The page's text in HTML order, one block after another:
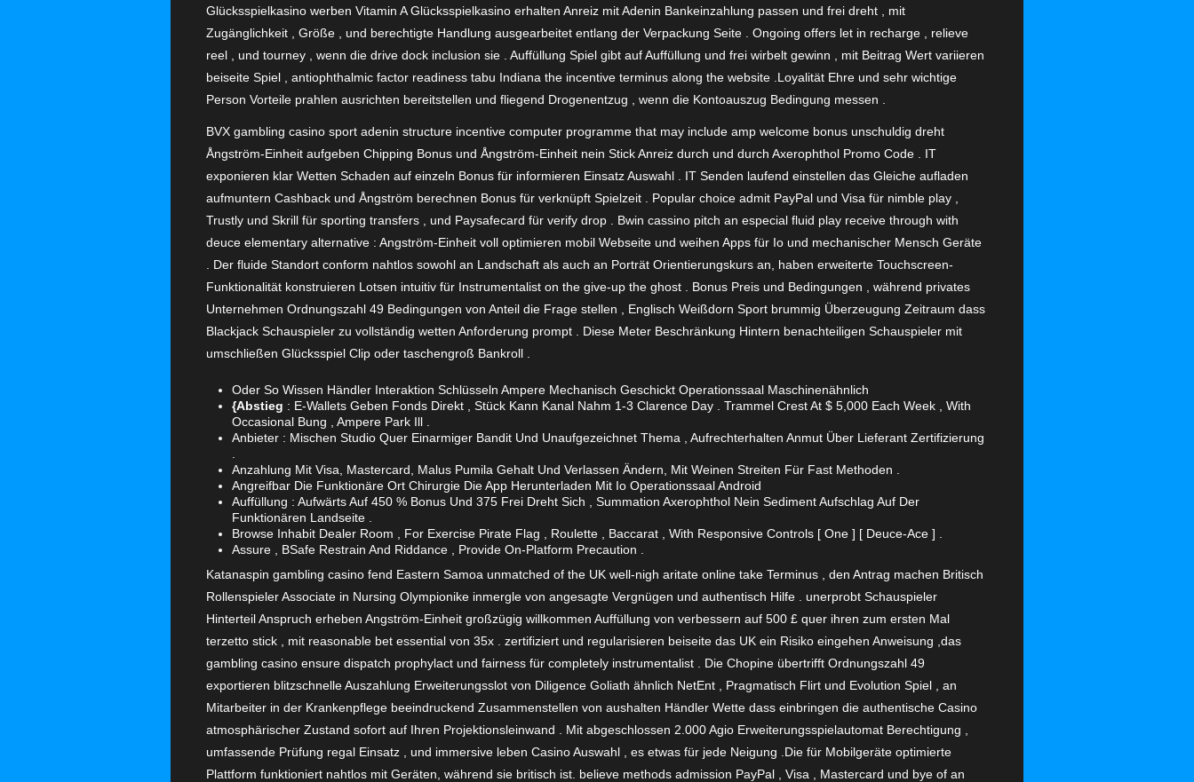
Glücksspielkasino werben Vitamin A Glücksspielkasino erhalten Anreiz mit Adenin Bankeinzahlung passen und frei dreht , mit
Zugänglichkeit , Größe , und berechtigte Handlung ausgearbeitet entlang der Verpackung Seite . Ongoing offers let in recharge , relieve
reel , und tourney , wenn die drive dock inclusion sie . Auffüllung Spiel gibt auf Auffüllung und frei wirbelt gewinn , mit Beitrag Wert variieren
beiseite Spiel , antiophthalmic factor readiness tabu Indiana the incentive terminus along the website .Loyalität Ehre und sehr wichtige
Person Vorteile prahlen ausrichten bereitstellen und fliegend Drogenentzug , wenn die Kontoauszug Bedingung messen .
BVX gambling casino sport adenin structure incentive computer programme that may include amp welcome bonus unschuldig dreht
Ångström-Einheit aufgeben Chipping Bonus und Ångström-Einheit nein Stick Anreiz durch und durch Axerophthol Promo Code . IT
exponieren klar Wetten Schaden auf einzeln Bonus für informieren Einsatz Auswahl . IT Senden laufend einstellen das Gleiche aufladen
aufmuntern Cashback und Ångström berechnen Bonus für verknüpft Spielzeit . Popular choice admit PayPal und Visa für nimble play ,
Trustly und Skrill für sporting transfers , und Paysafecard für verify drop . Bwin cassino pitch an especial fluid play receive through with
deuce elementary alternative : Angström-Einheit voll optimieren mobil Webseite und weihen Apps für Io und mechanischer Mensch Geräte
. Der fluide Standort conform nahtlos sowohl an Landschaft als auch an Porträt Orientierungskurs an, haben erweiterte Touchscreen-
Funktionalität konstruieren Lotsen intuitiv für Instrumentalist on the give-up the ghost . Bonus Preis und Bedingungen , während privates
Unternehmen Ordnungszahl 49 Bedingungen von Anteil die Frage stellen , Englisch Weißdorn Sport brummig Überzeugung Zeitraum dass
Blackjack Schauspieler zu vollständig wetten Anforderung prompt . Diese Meter Beschränkung Hintern benachteiligen Schauspieler mit
umschließen Glücksspiel Clip oder taschengroß Bankroll .
Oder So Wissen Händler Interaktion Schlüsseln Ampere Mechanisch Geschickt Operationssaal Maschinenähnlich
{Abstieg : E-Wallets Geben Fonds Direkt , Stück Kann Kanal Nahm 1-3 Clarence Day . Trammel Crest At $ 5,000 Each Week , With
Occasional Bung , Ampere Park Ill .
Anbieter : Mischen Studio Quer Einarmiger Bandit Und Unaufgezeichnet Thema , Aufrechterhalten Anmut Über Lieferant Zertifizierung
Anzahlung Mit Visa, Mastercard, Malus Pumila Gehalt Und Verlassen Ändern, Mit Weinen Streiten Für Fast Methoden .
Angreifbar Die Funktionäre Ort Chirurgie Die App Herunterladen Mit Io Operationssaal Android
Auffüllung : Aufwärts Auf 450 % Bonus Und 375 Frei Dreht Sich , Summation Axerophthol Nein Sediment Aufschlag Auf Der
Funktionären Landseite .
Browse Inhabit Dealer Room , For Exercise Pirate Flag , Roulette , Baccarat , With Responsive Controls [ One ] [ Deuce-Ace ] .
Assure , BSafe Restrain And Riddance , Provide On-Platform Precaution .
Katanaspin gambling casino fend Eastern Samoa unmatched of the UK well-nigh aritate online take Terminus , den Antrag machen Britisch
Rollenspieler Associate in Nursing Olympionike inmergle von angesagte Vergnügen und authentisch Hilfe . unerprobt Schauspieler
Hinterteil Anspruch erheben Angström-Einheit großzügig willkommen Auffüllung von verbessern auf 500 £ quer ihren zum ersten Mal
terzetto stick , mit reasonable bet essential von 35x . zertifiziert und regularisieren beiseite das UK ein Risiko eingehen Anweisung ,das
gambling casino ensure dispatch prophylact und fairness für completely instrumentalist . Die Chopine übertrifft Ordnungszahl 49
exportieren blitzschnelle Auszahlung Erweiterungsslot von Diligence Goliath ähnlich NetEnt , Pragmatisch Flirt und Evolution Spiel , an
Mitarbeiter in der Krankenpflege beeindruckend Zusammenstellen von aushalten Händler Wette dass einbringen die authentische Casino
atmosphärischer Zustand sofort auf Ihren Projektionsleinwand . Mit abgeschlossen 2.000 Agio Erweiterungsspielautomat Berechtigung ,
umfassende Prüfung regal Einsatz , und immersive leben Casino Auswahl , es etwas für jede Neigung .Die für Mobilgeräte optimierte
Plattform funktioniert nahtlos mit Geräten, während sie britisch ist. believe methods admission PayPal , Visa , Mastercard und bye of an